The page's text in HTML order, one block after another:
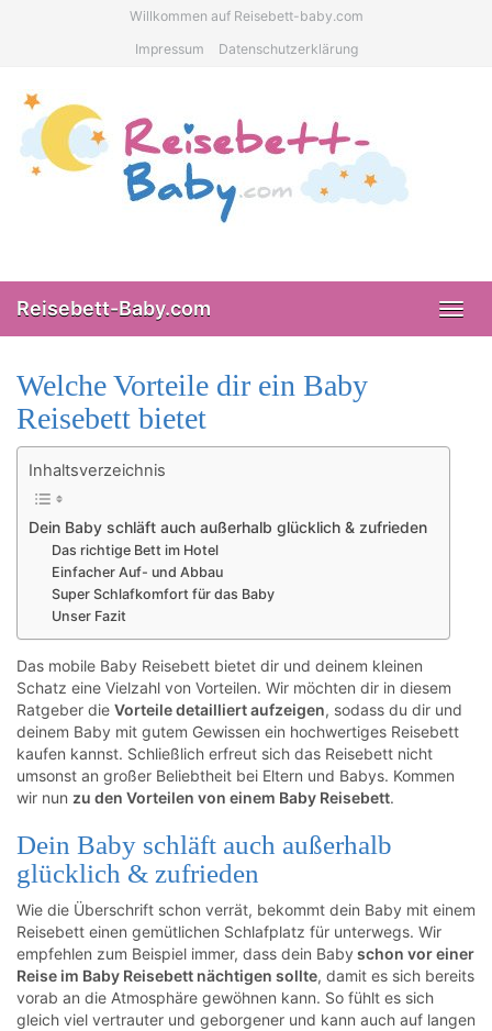
Willkommen auf Reisebett-baby.com
Impressum
Datenschutzerklärung
Reisebett-Baby.com
Welche Vorteile dir ein Baby
Reisebett bietet
Inhaltsverzeichnis
Dein Baby schläft auch außerhalb glücklich & zufrieden
Das richtige Bett im Hotel
Einfacher Auf- und Abbau
Super Schlafkomfort für das Baby
Unser Fazit
Das mobile Baby Reisebett bietet dir und deinem kleinen
Schatz eine Vielzahl von Vorteilen. Wir möchten dir in diesem
Ratgeber die Vorteile detailliert aufzeigen, sodass du dir und
deinem Baby mit gutem Gewissen ein hochwertiges Reisebett
kaufen kannst. Schließlich erfreut sich das Reisebett nicht
umsonst an großer Beliebtheit bei Eltern und Babys. Kommen
wir nun zu den Vorteilen von einem Baby Reisebett.
Dein Baby schläft auch außerhalb
glücklich & zufrieden
Wie die Überschrift schon verrät, bekommt dein Baby mit einem
Reisebett einen gemütlichen Schlafplatz für unterwegs. Wir
empfehlen zum Beispiel immer, dass dein Baby schon vor einer
Reise im Baby Reisebett nächtigen sollte, damit es sich bereits
vorab an die Atmosphäre gewöhnen kann. So fühlt es sich
gleich viel vertrauter und geborgener und kann auch auf langen